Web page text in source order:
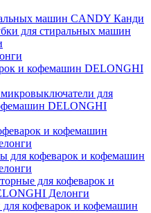
машин CANDY Канди
для стиральных машин
и кофемашин DELONGHI
для
DELONGHI
и кофемашин
для кофеварок и кофемашин
для кофеварок и
Делонги
кофеварок и кофемашин